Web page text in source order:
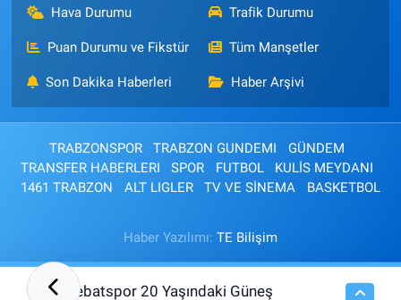
Hava Durumu Trafik Durumu
Puan Durumu ve Fikstür Tüm Manşetler
Son Dakika Haberleri Haber Arşivi
TRABZONSPOR TRABZON GUNDEMI
GÜNDEM
TRANSFER HABERLERI
SPOR FUTBOL
KULİS MEYDANI
1461 TRABZON
ALT LIGLER TV VE SİNEMA BASKETBOL
Haber Yazılımı: TE Bilişim
01:30 Sebatspor 20 Yaşındaki Güneş